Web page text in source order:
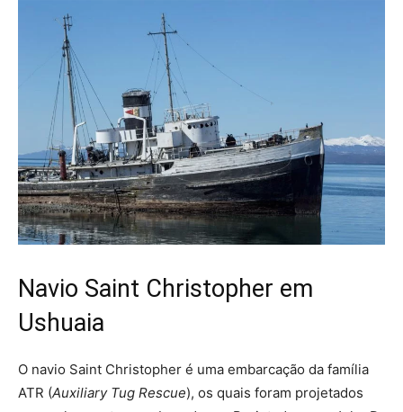
Navio Saint Christopher em
Ushuaia
O navio Saint Christopher é uma embarcação da família
ATR (Auxiliary Tug Rescue), os quais foram projetados